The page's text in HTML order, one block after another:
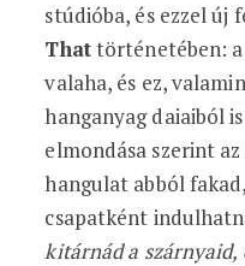
stúdióba, és ezzel új
Thattörténetében: a
valaha, és ez,
hanganyag daiaiból
elmondása szerint
hangulat abból
csapatként
kitárnád a szárnyaid,